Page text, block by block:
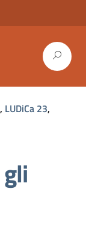
, LUDiCa 23,